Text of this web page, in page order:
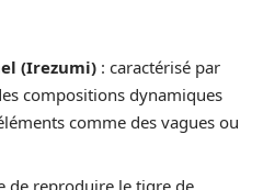
(Irezumi) : caractérisé par
compositions dynamiques
comme des vagues ou
de reproduire le tigre de